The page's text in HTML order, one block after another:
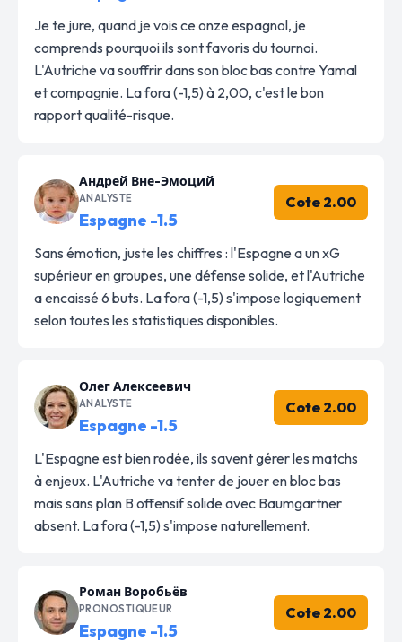
Je te jure, quand je vois ce onze espagnol, je
comprends pourquoi ils sont favoris du tournoi.
L'Autriche va souffrir dans son bloc bas contre Yamal
et compagnie. La fora (-1,5) à 2,00, c'est le bon
rapport qualité-risque.
Андрей Вне-Эмоций
ANALYSTE
Espagne -1.5
Cote 2.00
Sans émotion, juste les chiffres : l'Espagne a un xG
supérieur en groupes, une défense solide, et l'Autriche
a encaissé 6 buts. La fora (-1,5) s'impose logiquement
selon toutes les statistiques disponibles.
Олег Алексеевич
ANALYSTE
Espagne -1.5
Cote 2.00
L'Espagne est bien rodée, ils savent gérer les matchs
à enjeux. L'Autriche va tenter de jouer en bloc bas
mais sans plan B offensif solide avec Baumgartner
absent. La fora (-1,5) s'impose naturellement.
Роман Воробьёв
PRONOSTIQUEUR
Espagne -1.5
Cote 2.00